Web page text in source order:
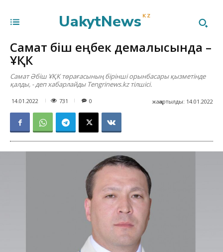
UakytNews KZ
Самат Әбіш еңбек демалысында –
ҰҚК
Самат Әбіш ҰҚК төрағасының бірінші орынбасары қызметінде
қалды, - деп хабарлайды Tengrinews.kz тілшісі.
14.01.2022 731 жаңартылды: 14.01.2022
0